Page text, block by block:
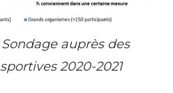
Sondage auprès des
sportives 2020-2021